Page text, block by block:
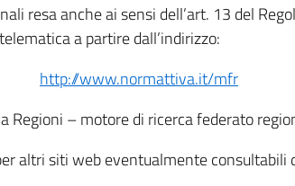
resa anche ai sensi dell’art. 13 del
a partire dall’indirizzo:
http://www.normattiva.it/mfr
Regioni – motore di ricerca federato
altri siti web eventualmente consultabili